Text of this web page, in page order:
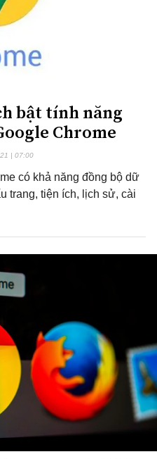
bật tính năng
Chrome
| 07:00
có khả năng đồng bộ dữ
trang, tiện ích, lịch sử, cài